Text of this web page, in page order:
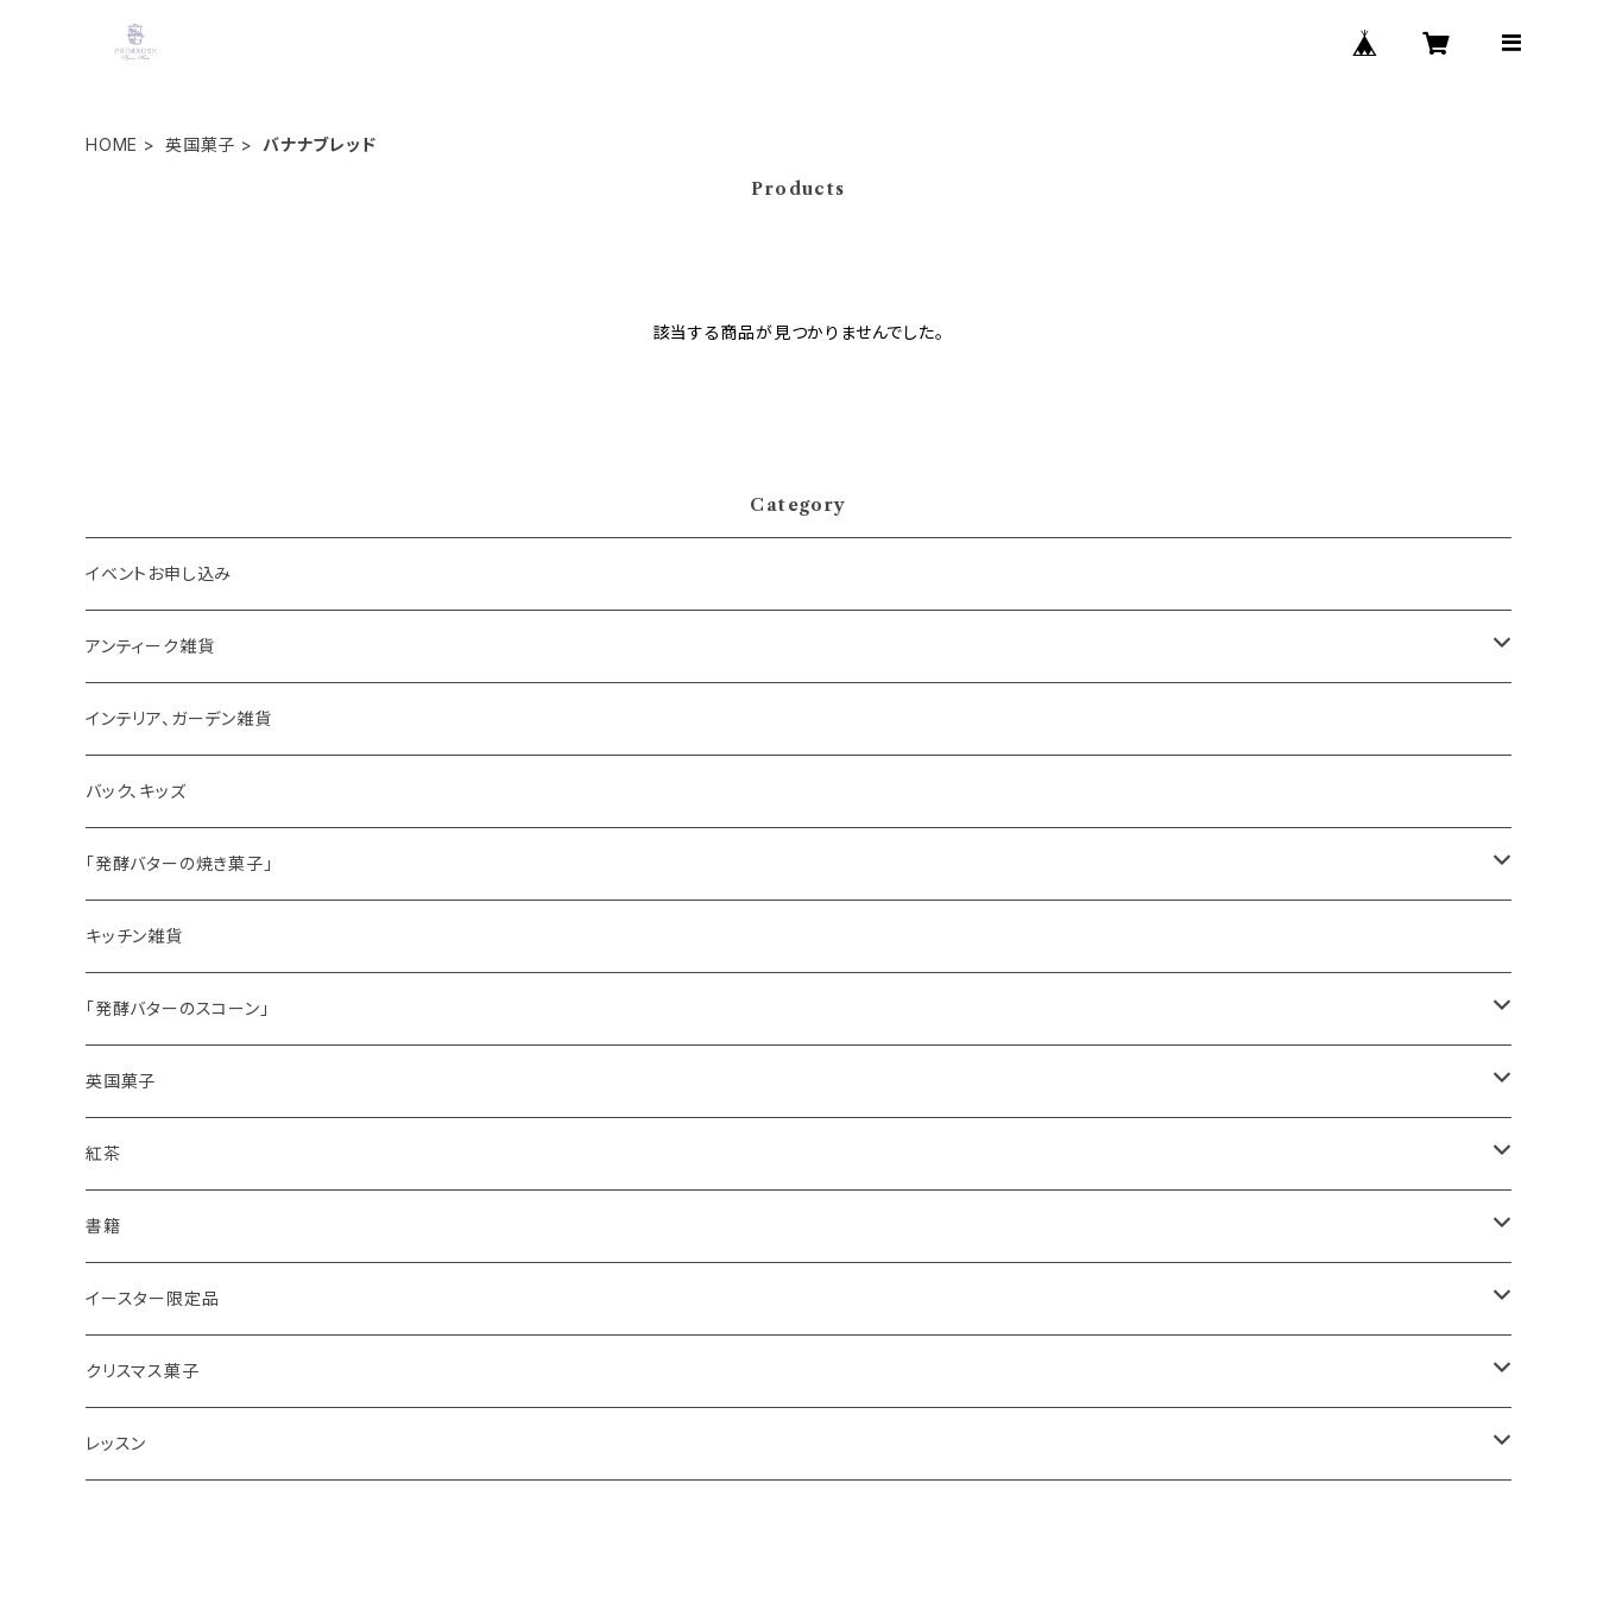
HOME 英国菓子 バナナブレッド
Products
該当する商品が見つかりませんでした。
Category
イベントお申し込み
アンティーク雑貨
ゼリーモールド
コンポート
ハマースレイ
インテリア、ガーデン雑貨
バック、キッズ
「発酵バターの焼き菓子」
バターサンドクッキー
シードケーキ
レモンドリズルケーキ
オーガニックラベンダー
ルバーブ
アールグレイ
いちご
キッチン雑貨
「発酵バターのスコーン」
プレーンスコーン
スコーンギフト
スコーンと紅茶のギフト
アールグレイティースコーン
チーズスコーン
オーガニックラベンダー
抹茶と小豆
栗のスコーン
英国菓子
レモンドリズルケーキ
バナナブレッド
ウエリッシュケーキ
ヴィクトリアサンドイッチケーキ
オレンジとポピーシードのケーキ
紅茶
アールグレイ
リーフ
ティーバッグ
セイロンティー
ディンブラ
ウバ
紅茶ギフト
紅茶・お菓子ギフト
薔薇の紅茶
書籍
インテリア
紅茶缶
本
イースター限定品
ビスケット・クッキー
アイシングクッキー
クリスマス菓子
ミンスパイ
レッスン